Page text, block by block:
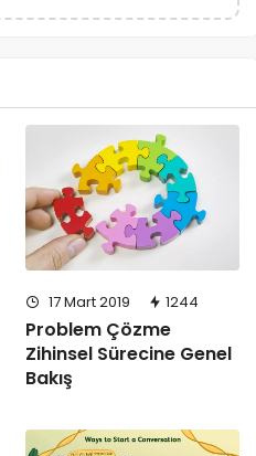
17 Mart 2019 1244
Problem Çözme
Zihinsel Sürecine Genel
Bakış